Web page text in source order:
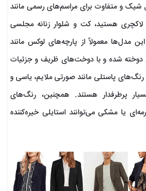
شیک و متفاوت برای مراسم‌های رسمی مانند
هستید، کت و شلوار زنانه مجلسی
مدل‌ها معمولاً از پارچه‌های لوکس مانند
دوخته شده و با دوخت‌های ظریف و جزئیات
پاستلی مانند صورتی ملایم، یاسی و
پرطرفدار هستند. همچنین، رنگ‌های
یا مشکی می‌توانند استایلی خیره‌کننده